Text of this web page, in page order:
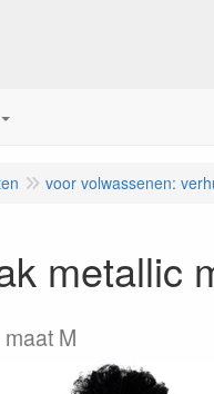
voor volwassenen:
metallic
maat M